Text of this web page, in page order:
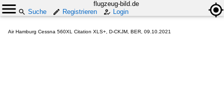
flugzeug-bild.de
Suche
Registrieren Login
Air Hamburg Cessna 560XL Citation XLS+, D-CKJM, BER, 09.10.2021